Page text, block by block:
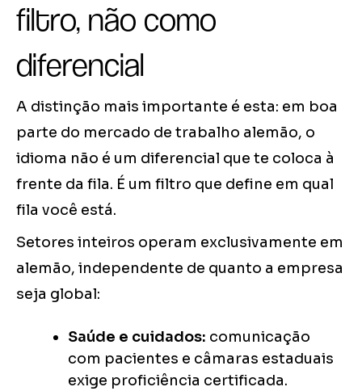
filtro, não como
diferencial
A distinção mais importante é esta: em boa
parte do mercado de trabalho alemão, o
idioma não é um diferencial que te coloca à
frente da fila. É um filtro que define em qual
fila você está.
Setores inteiros operam exclusivamente em
alemão, independente de quanto a empresa
seja global:
Saúde e cuidados: comunicação
com pacientes e câmaras estaduais
exige proficiência certificada.